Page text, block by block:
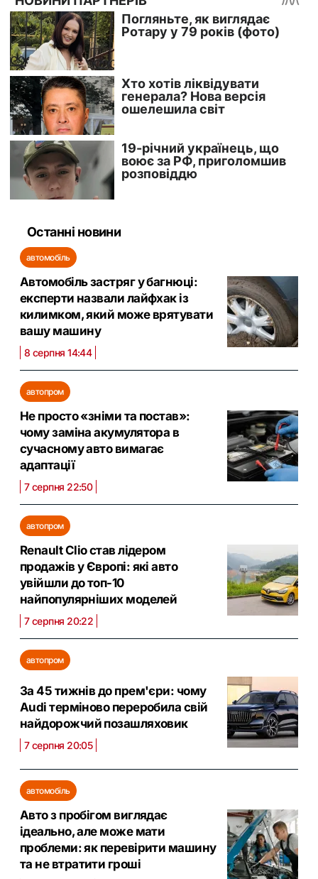
Останні новини
автомобіль
Автомобіль застряг у багнюці:
експерти назвали лайфхак із
килимком, який може врятувати
вашу машину
8 серпня 14:44
автопром
Не просто «зніми та постав»:
чому заміна акумулятора в
сучасному авто вимагає
адаптації
7 серпня 22:50
автопром
Renault Clio став лідером
продажів у Європі: які авто
увійшли до топ-10
найпопулярніших моделей
7 серпня 20:22
автопром
За 45 тижнів до прем'єри: чому
Audi терміново переробила свій
найдорожчий позашляховик
7 серпня 20:05
автомобіль
Авто з пробігом виглядає
ідеально, але може мати
проблеми: як перевірити машину
та не втратити гроші